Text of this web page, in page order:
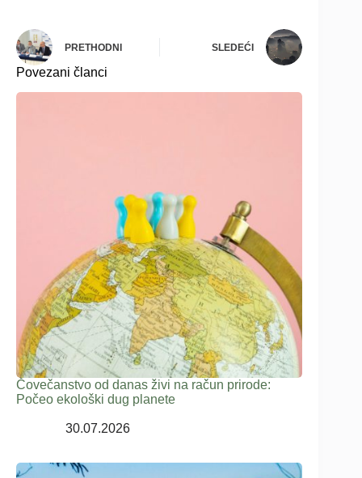
PRETHODNI SLEDEĆI
Povezani članci
Čovečanstvo od danas živi na račun prirode:
Počeo ekološki dug planete
30.07.2026